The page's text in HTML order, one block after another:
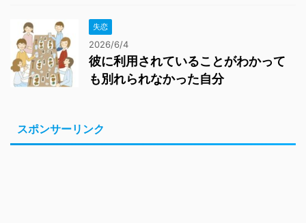
失恋
2026/6/4
彼に利用されていることがわかって
も別れられなかった自分
スポンサーリンク